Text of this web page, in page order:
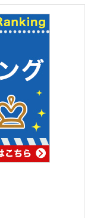
楽天 RMS
ルゴリズム
説
ーム
楽天seo alt